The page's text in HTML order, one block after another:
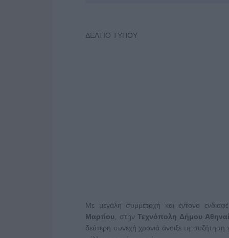
ΔΕΛΤΙΟ ΤΥΠΟΥ
Με μεγάλη συμμετοχή και έντονο
Μαρτίου , στηνΤεχνόπολη Δήμου
δεύτερη συνεχή χρονιά άνοιξε τη